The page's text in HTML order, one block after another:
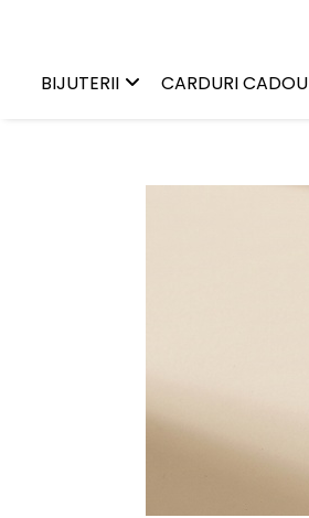
BIJUTERII CARDURI CADOU